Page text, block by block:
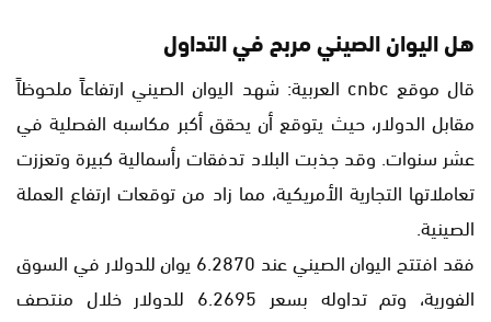
هل اليوان الصيني مربح في التداول
قال موقع cnbc العربية: شهد اليوان الصيني ارتفاعاً ملحوظاً
مقابل الدولار، حيث يتوقع أن يحقق أكبر مكاسبه الفصلية في
عشر سنوات. وقد جذبت البلاد تدفقات رأسمالية كبيرة وتعززت
تعاملاتها التجارية الأمريكية، مما زاد من توقعات ارتفاع العملة
الصينية.
فقد افتتح اليوان الصيني عند 6.2870 يوان للدولار في السوق
الفورية، وتم تداوله بسعر 6.2695 للدولار خلال منتصف